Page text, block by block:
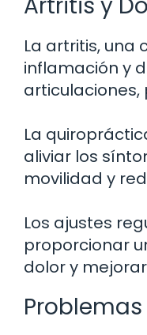
La artritis, una
inflamación y
articulaciones,
La
aliviar los
movilidad y
Los ajustes
proporcionar
dolor y